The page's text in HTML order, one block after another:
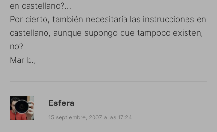
en castellano?…
Por cierto, también necesitaría las instrucciones en
castellano, aunque supongo que tampoco existen,
no?
Mar b.;
Esfera
15 septiembre, 2007 a las 17:24